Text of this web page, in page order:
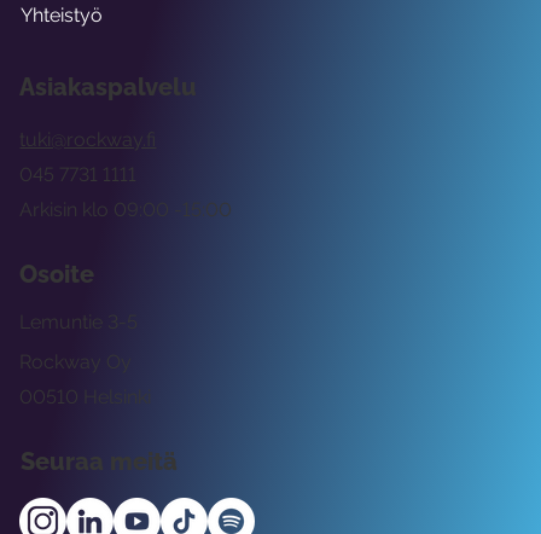
Asiakaspalvelu
tuki@rockway.fi
Arkisin klo 09:00 -15:00
045 7731 1111
Osoite
Rockway Oy
Lemuntie 3-5
00510 Helsinki
Seuraa meitä
Yhteistyö